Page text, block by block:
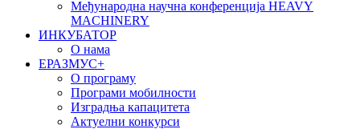
Међународна научна конференција HEAVY
MACHINERY
ИНКУБАТОР
О нама
EРАЗМУС+
О програму
Програми мобилности
Изградња капацитета
Актуелни конкурси